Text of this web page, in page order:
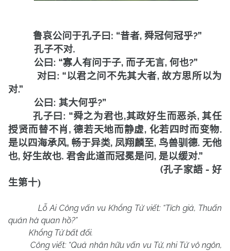
鲁哀公问于孔子曰 : “昔者, 舜冠何冠乎?”
孔子不对.
公曰 : “寡人有问于子, 而子无言, 何也?”
对曰 : “以君之问不先其大者,故方思所以为
对.”
公曰 : 其大何乎?”
孔子曰 : “舜之为君也,其政好生而恶杀, 其任
授贤而替不肖,德若天地而静虚, 化若四时而变物.
是以四海承风, 畅于异类, 凤翔麟至, 鸟兽驯德. 无他
也, 好生故也. 君舍此道而冠冕是问, 是以缓对.”
(孔子家語-好
生第十)
Lỗ Ai Công vấn vu Khổng Tử viết: “Tích giả, Thuấn
quán hà quan hồ?”
Khổng Tử bất đối.
Công viết: “Quả nhân hữu vấn vu Tử, nhi Tử vô ngôn,